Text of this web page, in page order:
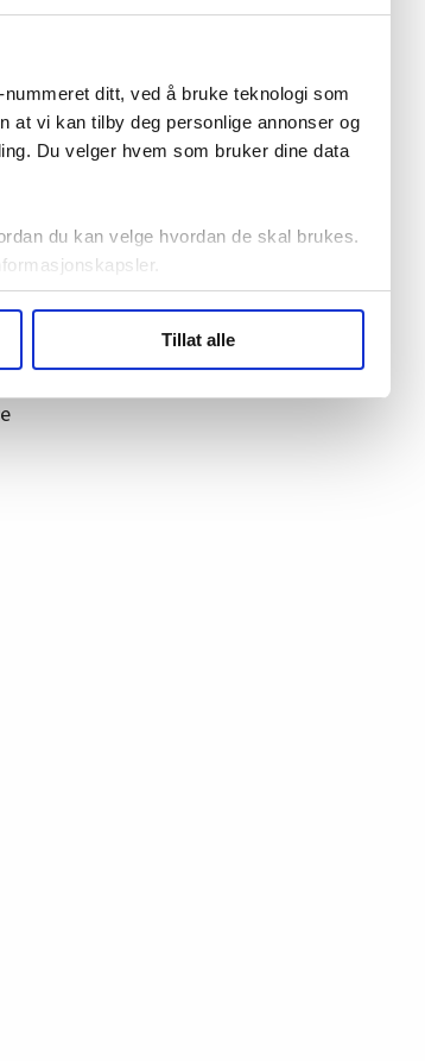
ditt, ved å bruke teknologi som
at vi kan tilby deg personlige annonser og
Du velger hvem som bruker dine data
du kan velge hvordan de skal brukes.
og utarbeide statistikk.
Tillat alle